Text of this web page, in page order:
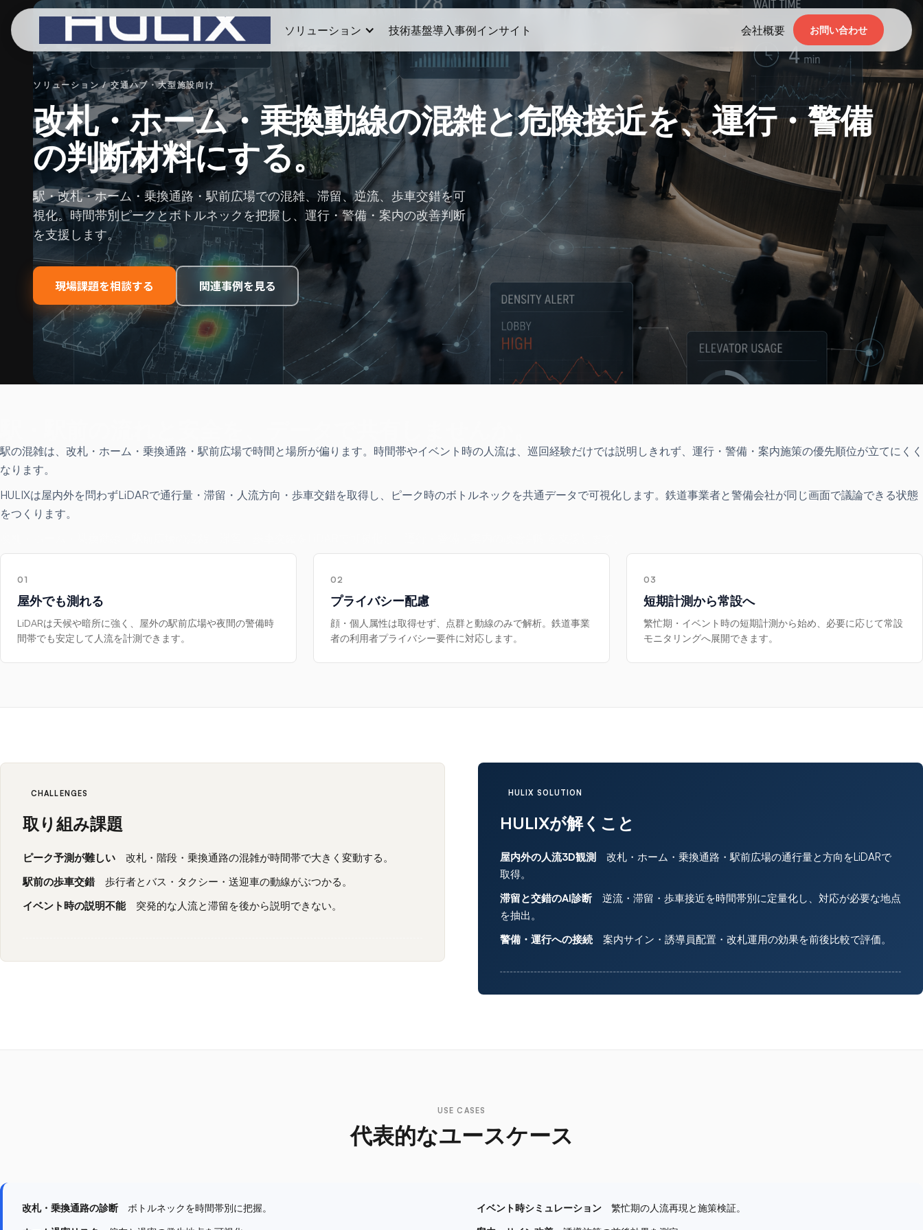
ソリューション 技術基盤導入事例インサイト 会社概要 お問い合わせ
ソリューション / 交通ハブ・大型施設向け
改札・ホーム・乗換動線の混雑と危険接近を、運行・警備
の判断材料にする。
駅・改札・ホーム・乗換通路・駅前広場での混雑、滞留、逆流、歩車交錯を可
視化。時間帯別ピークとボトルネックを把握し、運行・警備・案内の改善判断
を支援します。
現場課題を相談する 関連事例を見る
駅の混雑は、改札・ホーム・乗換通路・駅前広場で時間と場所が偏ります。時間帯やイベント時の人流は、巡回経験だけでは説明しきれず、運行・警備・案内施策の優先順位が立てにくく
なります。
HULIXは屋内外を問わずLiDARで通行量・滞留・人流方向・歩車交錯を取得し、ピーク時のボトルネックを共通データで可視化します。鉄道事業者と警備会社が同じ画面で議論できる状態
をつくります。
01
屋外でも測れる
LiDARは天候や暗所に強く、屋外の駅前広場や夜間の警備時
間帯でも安定して人流を計測できます。
02
プライバシー配慮
顔・個人属性は取得せず、点群と動線のみで解析。鉄道事業
者の利用者プライバシー要件に対応します。
03
短期計測から常設へ
繁忙期・イベント時の短期計測から始め、必要に応じて常設
モニタリングへ展開できます。
CHALLENGES
取り組み課題
ピーク予測が難しい 改札・階段・乗換通路の混雑が時間帯で大きく変動する。
駅前の歩車交錯歩行者とバス・タクシー・送迎車の動線がぶつかる。
イベント時の説明不能突発的な人流と滞留を後から説明できない。
HULIX SOLUTION
HULIXが解くこと
屋内外の人流3D観測
改札・ホーム・乗換通路・駅前広場の通行量と方向をLiDARで
取得。
滞留と交錯のAI診断逆流・滞留・歩車接近を時間帯別に定量化し、対応が必要な地点
を抽出。
警備・運行への接続 案内サイン・誘導員配置・改札運用の効果を前後比較で評価。
USE CASES
代表的なユースケース
改札・乗換通路の診断 ボトルネックを時間帯別に把握。 イベント時シミュレーション 繁忙期の人流再現と施策検証。